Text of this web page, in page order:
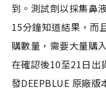
到。測試劑以採集鼻
15分鐘知道結果，而
購數量，需要大量購
在確認後10至21日出
發DEEPBLUE 原廠版